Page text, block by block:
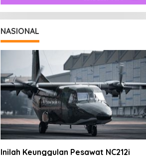
NASIONAL
Inilah Keunggulan Pesawat NC212i